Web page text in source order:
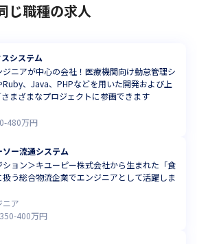
じ職種の求人
システム
ジニアが中心の会社！医療機関向け勤怠管理シ
Ruby、Java、PHPなどを用いた開発および上
まざまなプロジェクトに参画できます
-480万円
ー流通システム
ション＞キユーピー株式会社から生まれた「食
う総合物流企業でエンジニアとして活躍しま
ニア
350-400万円